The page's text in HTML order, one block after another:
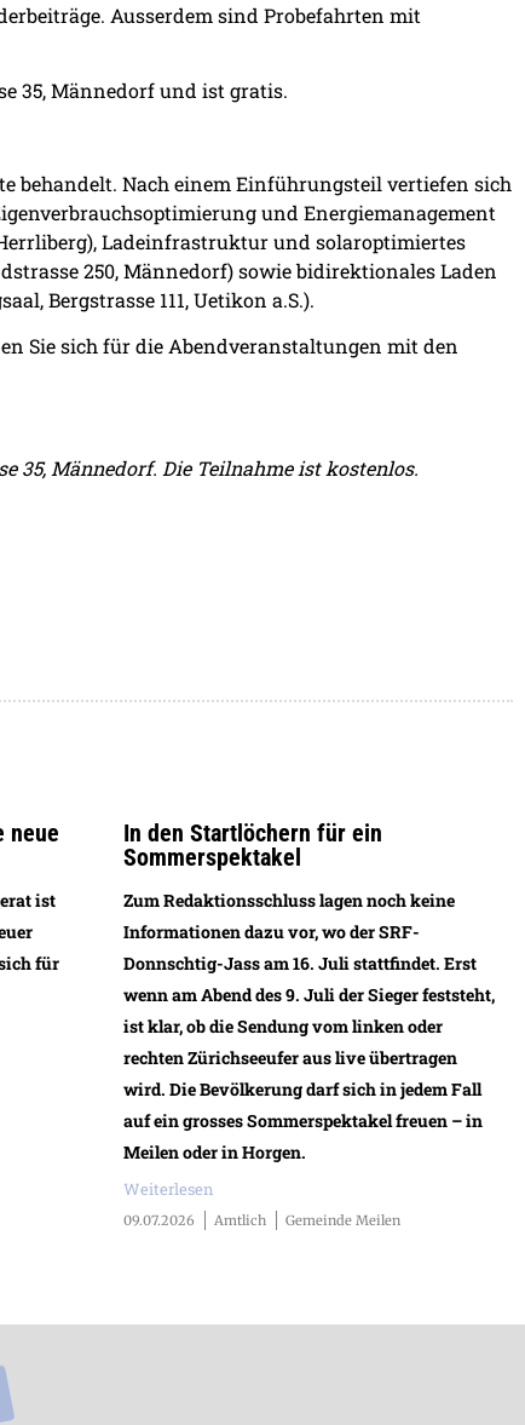
Ausserdem sind Probefahrten mit
35, Männedorf und ist gratis.
behandelt. Nach einem Einführungsteil vertiefen sich
und Energiemanagement
Herrliberg), Ladeinfrastruktur und solaroptimiertes
250, Männedorf) sowie bidirektionales Laden
Bergstrasse 111, Uetikon a.S.).
Sie sich für die Abendveranstaltungen mit den
35, Männedorf. Die Teilnahme ist kostenlos.
neue
ist
für
In den Startlöchern für ein
Sommerspektakel
Zum Redaktionsschluss lagen noch keine
Informationen dazu vor, wo der SRF-
Donnschtig-Jass am 16. Juli stattfindet. Erst
wenn am Abend des 9. Juli der Sieger feststeht,
ist klar, ob die Sendung vom linken oder
rechten Zürichseeufer aus live übertragen
wird. Die Bevölkerung darf sich in jedem Fall
auf ein grosses Sommerspektakel freuen – in
Meilen oder in Horgen.
Weiterlesen
09.07.2026 Amtlich Gemeinde Meilen